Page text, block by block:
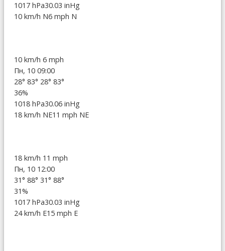
1017 hPa30.03 inHg
10 km/h N6 mph N
10 km/h 6 mph
Пн, 10 09:00
28° 83° 28° 83°
36%
1018 hPa30.06 inHg
18 km/h NE11 mph NE
18 km/h 11 mph
Пн, 10 12:00
31° 88° 31° 88°
31%
1017 hPa30.03 inHg
24 km/h E15 mph E